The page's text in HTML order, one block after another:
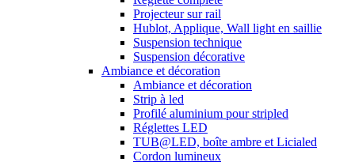
Projecteur sur rail
Hublot, Applique, Wall light en saillie
Suspension technique
Suspension décorative
Ambiance et décoration
Ambiance et décoration
Strip à led
Profilé aluminium pour stripled
Réglettes LED
TUB@LED, boîte ambre et Licialed
Cordon lumineux